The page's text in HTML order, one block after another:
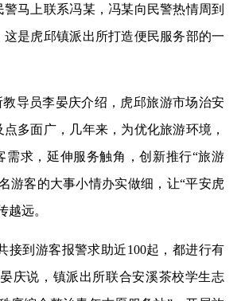
警马上联系冯某，冯某向民警热情周到
这是虎邱镇派出所打造便民服务部的一
教导员李晏庆介绍，虎邱旅游市场治安
多面广，几年来，为优化旅游环境，
需求，延伸服务触角，创新推行“旅游
游客的大事小情办实做细，让“平安虎
越远。
接到游客报警求助近100起，都进行有
庆说，镇派出所联合安溪茶校学生志